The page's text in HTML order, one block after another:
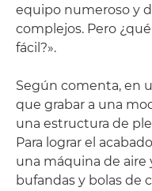
equipo numeroso y
complejos. Pero
fácil?».
Según comenta, en
que grabar a una
una estructura de
Para lograr el
una máquina de aire
bufandas y bolas de